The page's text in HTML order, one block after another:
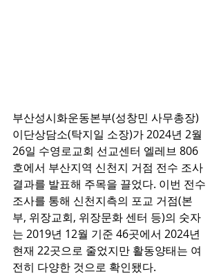
부산성시화운동본부(성창민 사무총장)
이단상담소(탁지일 소장)가 2024년 2월
26일 수영로교회 선교센터 엘레브 806
호에서 부산지역 신천지 거점 전수 조사
결과를 발표해 주목을 끌었다. 이번 전수
조사를 통해 신천지측의 포교 거점(본
부, 위장교회, 위장문화 센터 등)의 숫자
는 2019년 12월 기준 46곳에서 2024년
현재 22곳으로 줄었지만 활동양태는 여
전히 다양한 것으로 확인됐다.